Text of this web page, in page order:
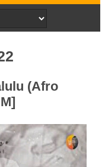
(Afro